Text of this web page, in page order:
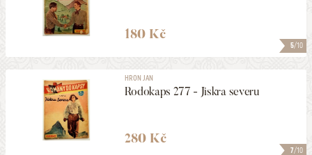
5/10
180 Kč
7/10
HRON JAN
Rodokaps 277 - Jiskra severu
280 Kč